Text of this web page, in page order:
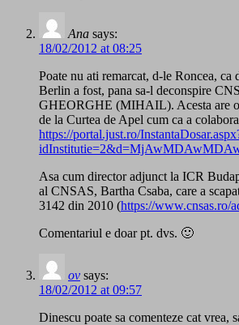
Ana says:
18/02/2012 at 08:25
Poate nu ati remarcat, d-le Roncea, ca
Berlin a fost, pana sa-l deconspire
GHEORGHE (MIHAIL). Acesta are o
de la Curtea de Apel cum ca a
https://portal.just.ro/
Asa cum director adjunct la ICR
al CNSAS, Bartha Csaba, care a
3142 din 2010 (https://www.cnsas.ro/
Comentariul e doar pt. dvs. 🙂
ov says:
18/02/2012 at 09:57
Dinescu poate sa comenteze cat vrea,